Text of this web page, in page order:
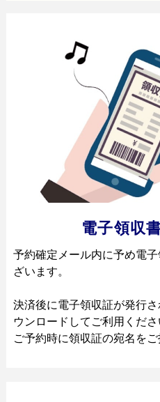
電子領収
予約確定メール内に予め電
ざいます。
決済後に電子領収証が発行
ウンロードしてご利用くださ
ご予約時に領収証の宛名をご